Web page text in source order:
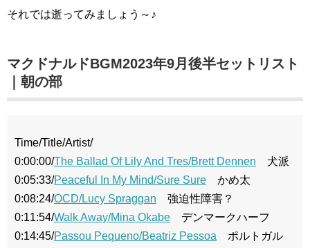
それでは逝ってみましょう～♪
マクドナルドBGM2023年9月後半セットリスト
｜朝の部
Time/Title/Artist/
0:00:00/The Ballad Of Lily And Tres/Brett Dennen 犬派
0:05:33/Peaceful In My Mind/Sure Sure かめ太
0:08:24/OCD/Lucy Spraggan 強迫性障害？
0:11:54/Walk Away/Mina Okabe デンマークハーフ
0:14:45/Passou Pequeno/Beatriz Pessoa ポルトガル